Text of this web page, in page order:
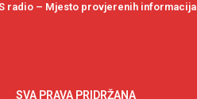
radio – Mjesto provjerenih informacija
SVA PRAVA PRIDRŽANA